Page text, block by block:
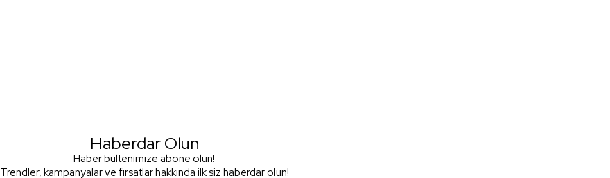
Haberdar Olun
Haber bültenimize abone olun!
Trendler, kampanyalar ve fırsatlar hakkında ilk siz haberdar olun!